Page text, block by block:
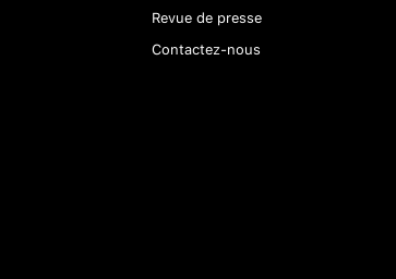
Revue de presse
Contactez-nous